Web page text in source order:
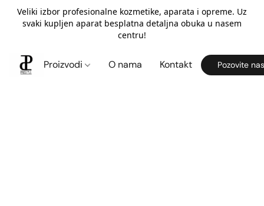
Veliki izbor profesionalne kozmetike, aparata i opreme. Uz
svaki kupljen aparat besplatna detaljna obuka u nasem
centru!
Proizvodi O nama Kontakt Pozovite